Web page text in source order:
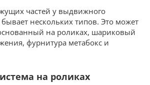
частей у выдвижного
нескольких типов. Это может
на роликах, шариковый
фурнитура метабокс и
на роликах